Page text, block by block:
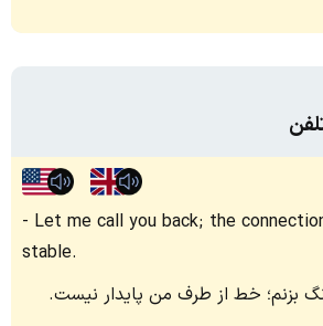
Let me call you back; the
stable.
زنگ بزنم؛ خط از طرف من پایدار نیست.